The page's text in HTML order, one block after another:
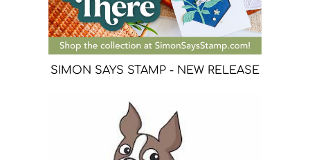
SIMON SAYS STAMP - NEW RELEASE